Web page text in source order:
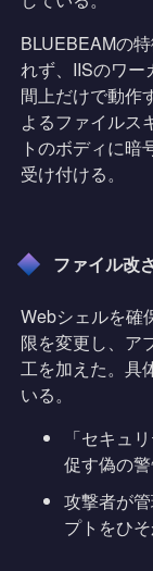
BLUEBEAMの
れず、IISのワー
間上だけで動作
よるファイルス
トのボディに
受け付ける。
ファイル改
Webシェルを確
限を変更し、ア
工を加えた。具
いる。
「セキュ
促す偽の
攻撃者が
プトをひ